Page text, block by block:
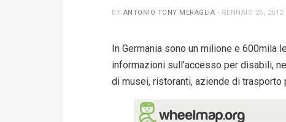
BY ANTONIO TONY MERAGLIA - GENNAIO 26, 2012
In Germania sono un milione e 600mila
informazioni sull’accesso per disabili,
di musei, ristoranti, aziende di trasporto